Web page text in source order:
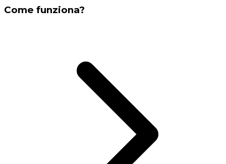
Come funziona?